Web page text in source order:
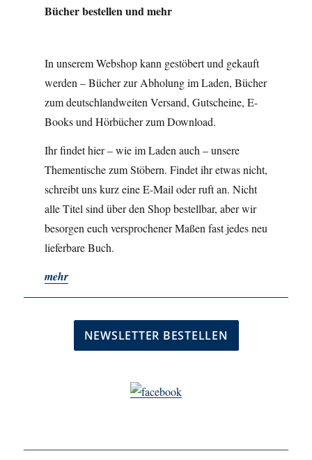
Bücher bestellen und mehr
In unserem Webshop kann gestöbert und gekauft
werden – Bücher zur Abholung im Laden, Bücher
zum deutschlandweiten Versand, Gutscheine, E-
Books und Hörbücher zum Download.
Ihr findet hier – wie im Laden auch – unsere
Thementische zum Stöbern. Findet ihr etwas nicht,
schreibt uns kurz eine E-Mail oder ruft an. Nicht
alle Titel sind über den Shop bestellbar, aber wir
besorgen euch versprochener Maßen fast jedes neu
lieferbare Buch.
mehr